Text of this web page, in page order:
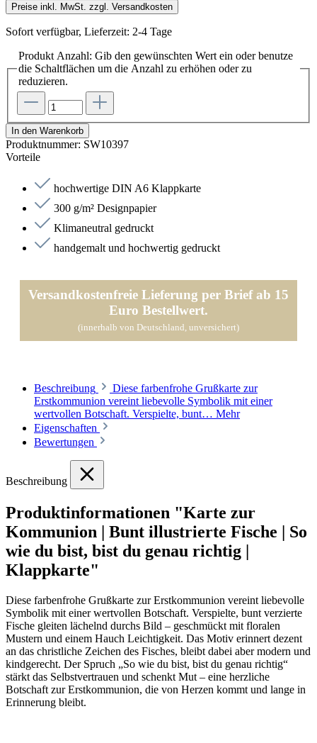
Preise inkl. MwSt. zzgl. Versandkosten
Sofort verfügbar, Lieferzeit: 2-4 Tage
Produkt Anzahl: Gib den gewünschten Wert ein oder benutze
die Schaltflächen um die Anzahl zu erhöhen oder zu
reduzieren.
In den Warenkorb
Produktnummer: SW10397
Vorteile
hochwertige DIN A6 Klappkarte
300 g/m² Designpapier
Klimaneutral gedruckt
handgemalt und hochwertig gedruckt
Versandkostenfreie Lieferung per Brief ab 15
Euro Bestellwert.
(innerhalb von Deutschland, unversichert)
Beschreibung
Diese farbenfrohe Grußkarte zur
Erstkommunion vereint liebevolle Symbolik mit einer
wertvollen Botschaft. Verspielte, bunt… Mehr
Eigenschaften
Bewertungen
Beschreibung
Produktinformationen "Karte zur
Kommunion | Bunt illustrierte Fische | So
wie du bist, bist du genau richtig |
Klappkarte"
Diese farbenfrohe Grußkarte zur Erstkommunion vereint liebevolle
Symbolik mit einer wertvollen Botschaft. Verspielte, bunt verzierte
Fische gleiten lächelnd durchs Bild – geschmückt mit floralen
Mustern und einem Hauch Leichtigkeit. Das Motiv erinnert dezent
an das christliche Zeichen des Fisches, bleibt dabei aber modern und
kindgerecht. Der Spruch „So wie du bist, bist du genau richtig“
stärkt das Selbstvertrauen und schenkt Mut – eine herzliche
Botschaft zur Erstkommunion, die von Herzen kommt und lange in
Erinnerung bleibt.